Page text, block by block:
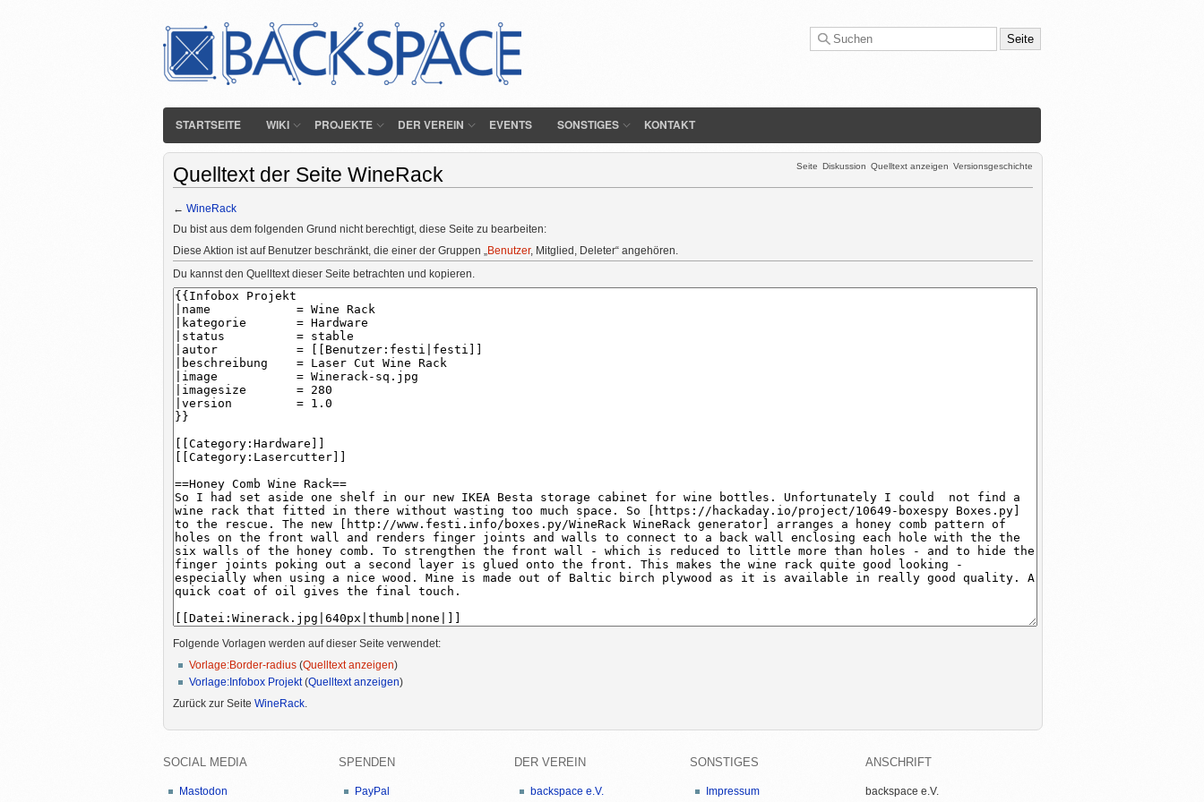
STARTSEITE WIKI PROJEKTE DER VEREIN EVENTS SONSTIGES KONTAKT
Seite Diskussion Quelltext anzeigen Versionsgeschichte
Quelltext der Seite WineRack
← WineRack
Du bist aus dem folgenden Grund nicht berechtigt, diese Seite zu bearbeiten:
Diese Aktion ist auf Benutzer beschränkt, die einer der Gruppen „ Benutzer, Mitglied, Deleter“ angehören.
Du kannst den Quelltext dieser Seite betrachten und kopieren.
Folgende Vorlagen werden auf dieser Seite verwendet:
Vorlage:Border-radius (Quelltext anzeigen)
Vorlage:Infobox Projekt(Quelltext anzeigen)
Zurück zur Seite WineRack.
SOCIAL MEDIA
Mastodon
SPENDEN
PayPal
DER VEREIN
backspace e.V.
SONSTIGES
Impressum
ANSCHRIFT
backspace e.V.